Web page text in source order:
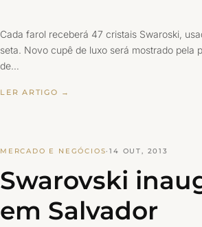
Cada farol receberá 47 cristais Swaroski,
seta. Novo cupê de luxo será mostrado pela
de…
LER ARTIGO →
MERCADO E NEGÓCIOS·14 OUT, 2013
Swarovski
em Salvador